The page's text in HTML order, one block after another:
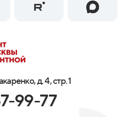
д. 4, стр. 1
99-77